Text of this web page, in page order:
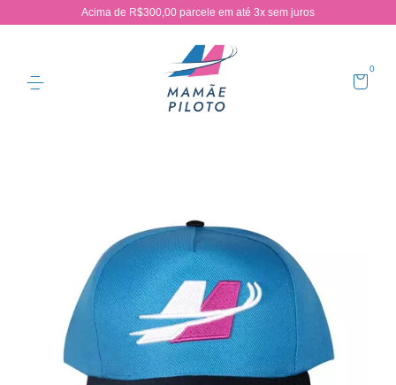
Acima de R$300,00 parcele em até 3x sem juros
0